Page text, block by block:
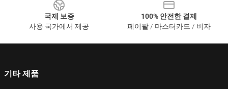
국제 보증
사용 국가에서 제공
100% 안전한 결제
페이팔 / 마스터카드 / 비자
기타 제품